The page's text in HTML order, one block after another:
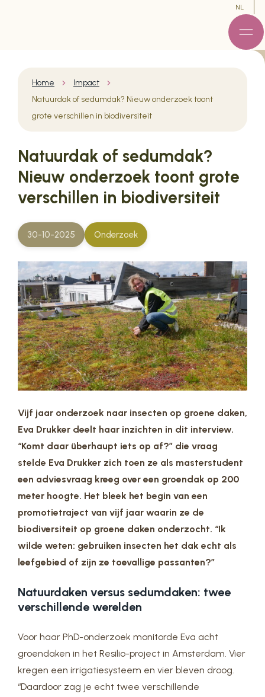
NL
Home
Impact
Natuurdak of sedumdak? Nieuw onderzoek toont
grote verschillen in biodiversiteit
Natuurdak of sedumdak?
Nieuw onderzoek toont grote
verschillen in biodiversiteit
30-10-2025 Onderzoek
Vijf jaar onderzoek naar insecten op groene daken,
Eva Drukker deelt haar inzichten in dit interview.
“Komt daar überhaupt iets op af?” die vraag
stelde Eva Drukker zich toen ze als masterstudent
een adviesvraag kreeg over een groendak op 200
meter hoogte. Het bleek het begin van een
promotietraject van vijf jaar waarin ze de
biodiversiteit op groene daken onderzocht. “Ik
wilde weten: gebruiken insecten het dak echt als
leefgebied of zijn ze toevallige passanten?”
Natuurdaken versus sedumdaken: twee
verschillende werelden
Voor haar PhD-onderzoek monitorde Eva acht
groendaken in het Resilio-project in Amsterdam. Vier
kregen een irrigatiesysteem en vier bleven droog.
“Daardoor zag je echt twee verschillende